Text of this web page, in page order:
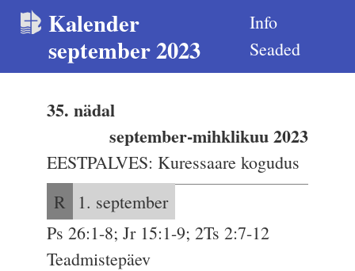
Kalender
september 2023
Info
Seaded
35. nädal
september-mihklikuu 2023
EESTPALVES: Kuressaare kogudus
R
1. september
Ps 26:1-8; Jr 15:1-9; 2Ts 2:7-12
Teadmistepäev